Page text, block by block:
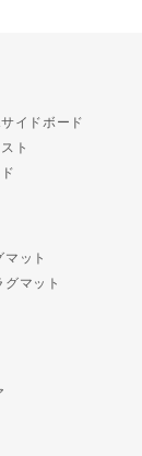
イドボード
ト
ット
マット